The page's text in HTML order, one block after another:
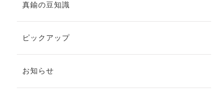
真鍮の豆知識
ピックアップ
お知らせ